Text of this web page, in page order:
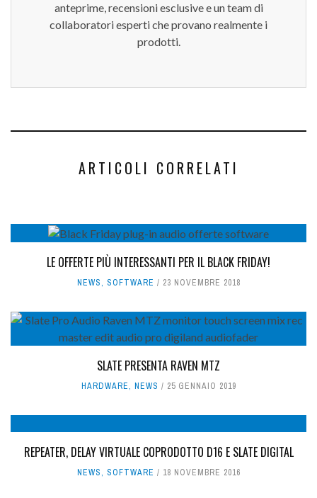
anteprime, recensioni esclusive e un team di
collaboratori esperti che provano realmente i
prodotti.
ARTICOLI CORRELATI
LE OFFERTE PIÙ INTERESSANTI PER IL BLACK FRIDAY!
NEWS, SOFTWARE 23 NOVEMBRE 2018
SLATE PRESENTA RAVEN MTZ
HARDWARE, NEWS 25 GENNAIO 2019
REPEATER, DELAY VIRTUALE COPRODOTTO D16 E SLATE DIGITAL
NEWS, SOFTWARE 18 NOVEMBRE 2016